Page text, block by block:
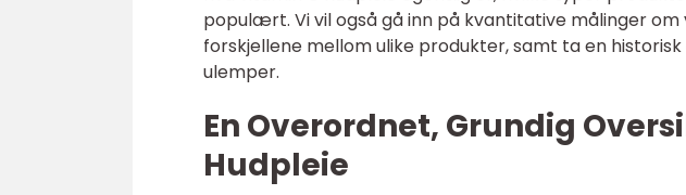
populært. Vi vil også gå inn på kvantitative målinger om
forskjellene mellom ulike produkter, samt ta en
ulemper.
En Overordnet, Grundig
Hudpleie